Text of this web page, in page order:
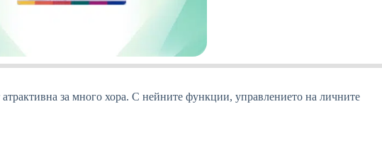
атрактивна за много хора. С нейните функции, управлението на личните